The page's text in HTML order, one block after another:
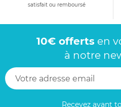
satisfait ou remboursé
10€ offerts en
à notre
Recevez avant